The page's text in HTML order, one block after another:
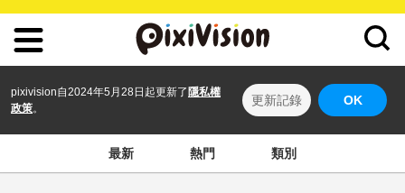
pixivision自2024年5月28日起更新了 隱私權
政策。
更新記錄 OK
最新 熱門 類別